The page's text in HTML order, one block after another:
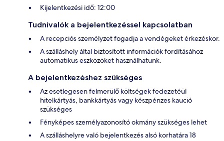
Kijelentkezési idő: 12:00
Tudnivalók a bejelentkezéssel kapcsolatban
A recepciós személyzet fogadja a vendégeket érkezéskor.
A szálláshely által biztosított információk fordításához
automatikus eszközöket használhatunk.
A bejelentkezéshez szükséges
Az esetlegesen felmerülő költségek fedezetéül
hitelkártyás, bankkártyás vagy készpénzes kaució
szükséges
Fényképes személyazonosító okmány szükséges lehet
A szálláshelyre való bejelentkezés alsó korhatára 18